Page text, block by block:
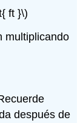
ft }\)
multiplicando
después de